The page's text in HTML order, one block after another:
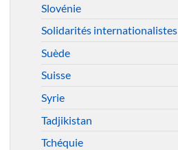
Slovénie
Solidarités internationalistes
Suède
Suisse
Syrie
Tadjikistan
Tchéquie